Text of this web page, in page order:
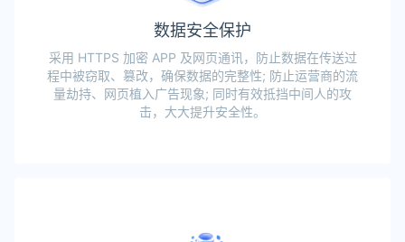
数据安全保护
采用 HTTPS 加密 APP 及网页通讯，防止数据在传送过
程中被窃取、篡改，确保数据的完整性; 防止运营商的流
量劫持、网页植入广告现象; 同时有效抵挡中间人的攻
击，大大提升安全性。